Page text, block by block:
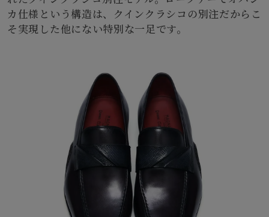
カ仕様という構造は、クインクラシコの別注だからこ
そ実現した他にない特別な一足です。